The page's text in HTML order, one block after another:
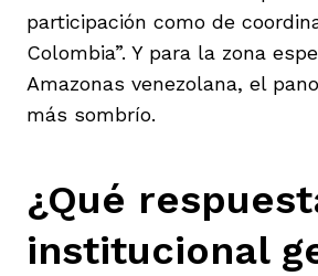
participación como de
Colombia”. Y para la zona
Amazonas venezolana, el
más sombrío.
¿Qué
institucional